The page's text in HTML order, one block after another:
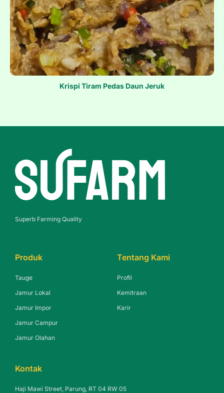
Krispi Tiram Pedas Daun Jeruk
Superb Farming Quality
Produk
Tauge
Jamur Lokal
Jamur Impor
Jamur Campur
Jamur Olahan
Tentang Kami
Profil
Kemitraan
Karir
Kontak
Haji Mawi Street, Parung, RT 04 RW 05